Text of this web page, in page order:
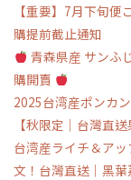
字:
【重要】7月下旬
購提前截止通知
青森県産 サンふ
購開賣
2025台湾産ポンカ
【秋限定｜台灣直送
台湾産ライチ＆ア
文！台灣直送｜黑